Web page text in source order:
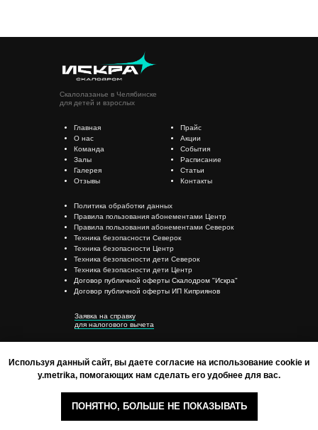
Используя данный сайт, вы даете согласие на использование cookie и
y.metrika, помогающих нам сделать его удобнее для вас.
ПОНЯТНО, БОЛЬШЕ НЕ ПОКАЗЫВАТЬ
Скалолазанье в Челябинске
для детей и взрослых
Главная
О нас
Команда
Залы
Галерея
Отзывы
Прайс
Акции
События
Расписание
Статьи
Контакты
+7 (351) 700-73-12 (доб. 1)
Молдавская, 16
+7 (351) 700-73-12 (доб. 3)
Политика обработки данных
Правила пользования абонементами Центр
Правила пользования абонементами Северок
Техника безопасности Северок
Техника безопасности Центр
Техника безопасности дети Северок
Техника безопасности дети Центр
Договор публичной оферты Скалодром "Искра"
Договор публичной оферты ИП Киприянов
Заявка на справку
для налогового вычета